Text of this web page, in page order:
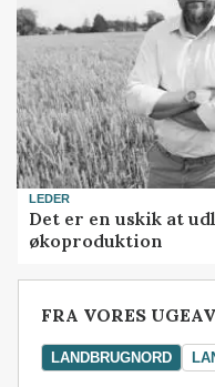
LEDER
Det er en uskik at
økoproduktion
FRA VORES
LANDBRUGNORD